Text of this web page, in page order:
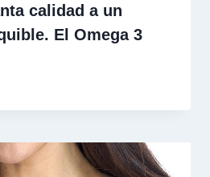
calidad a un
El Omega 3